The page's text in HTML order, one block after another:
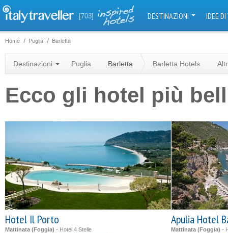
[703] DESTINAZIONI IDEE
Home Puglia Barletta
Destinazioni Puglia Barletta Barletta Hotels
Ecco gli hotel più
Hotel Il Porto
Mattinata (Foggia) - Hotel 4 Stelle
Apulia Hotel
Mattinata (Foggia) -